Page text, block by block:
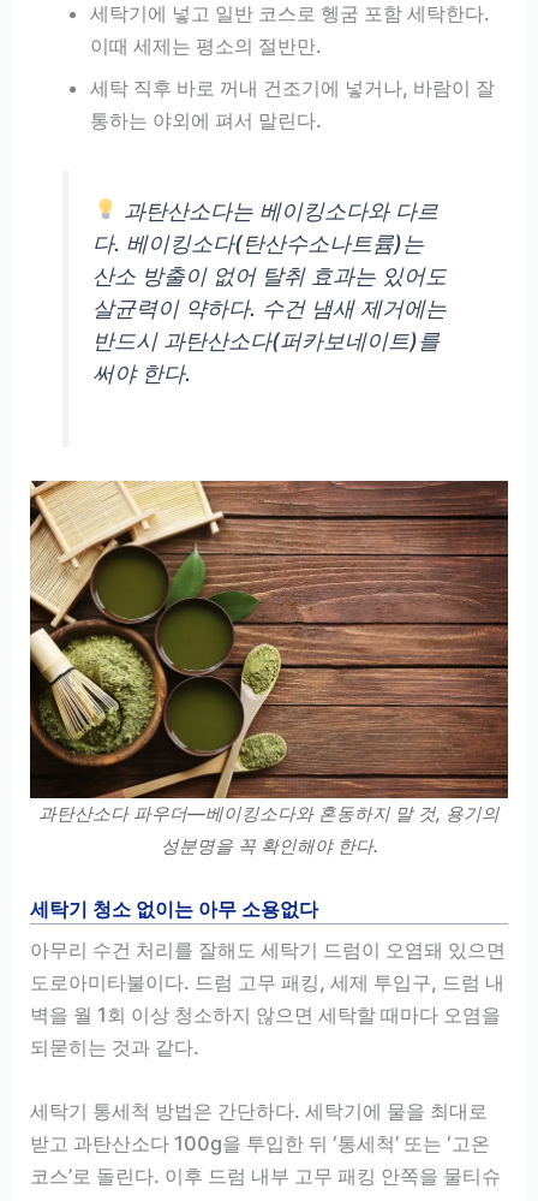
세탁기에 넣고 일반 코스로 헹굼 포함 세탁한다.
이때 세제는 평소의 절반만.
세탁 직후 바로 꺼내 건조기에 넣거나, 바람이 잘
통하는 야외에 펴서 말린다.
과탄산소다는 베이킹소다와 다르
다. 베이킹소다(탄산수소나트륨)는
산소 방출이 없어 탈취 효과는 있어도
살균력이 약하다. 수건 냄새 제거에는
반드시 과탄산소다(퍼카보네이트)를
써야 한다.
과탄산소다 파우더—베이킹소다와 혼동하지 말 것, 용기의
성분명을 꼭 확인해야 한다.
세탁기 청소 없이는 아무 소용없다
아무리 수건 처리를 잘해도 세탁기 드럼이 오염돼 있으면
도로아미타불이다. 드럼 고무 패킹, 세제 투입구, 드럼 내
벽을 월 1회 이상 청소하지 않으면 세탁할 때마다 오염을
되묻히는 것과 같다.
세탁기 통세척 방법은 간단하다. 세탁기에 물을 최대로
받고 과탄산소다 100g을 투입한 뒤 ‘통세척’ 또는 ‘고온
코스’로 돌린다. 이후 드럼 내부 고무 패킹 안쪽을 물티슈